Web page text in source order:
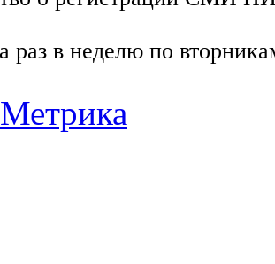
раз в неделю по